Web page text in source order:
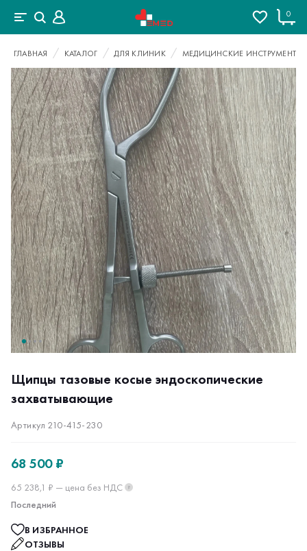
0
ГЛАВНАЯ КАТАЛОГ ДЛЯ КЛИНИК МЕДИЦИНСКИЕ ИНСТРУМЕНТЫ
Щипцы тазовые косые эндоскопические
захватывающие
Артикул 210-415-230
68 500 ₽
65 238,1 ₽ — цена без НДС ?
Последний
В ИЗБРАННОЕ
ОТЗЫВЫ